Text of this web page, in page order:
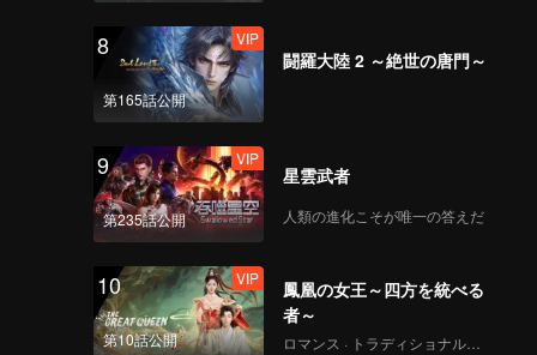
8
第165話公開
VIP
闘羅大陸 2 ～絶世の唐門～
9
第235話公開
VIP
星雲武者
人類の進化こそが唯一の答えだ
10
第10話公開
VIP
鳳凰の女王～四方を統べる
者～
ロマンス · トラディショナル・コスチューム · ファンタジー